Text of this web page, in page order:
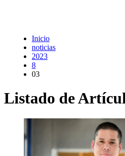
Inicio
noticias
2023
8
03
Listado de